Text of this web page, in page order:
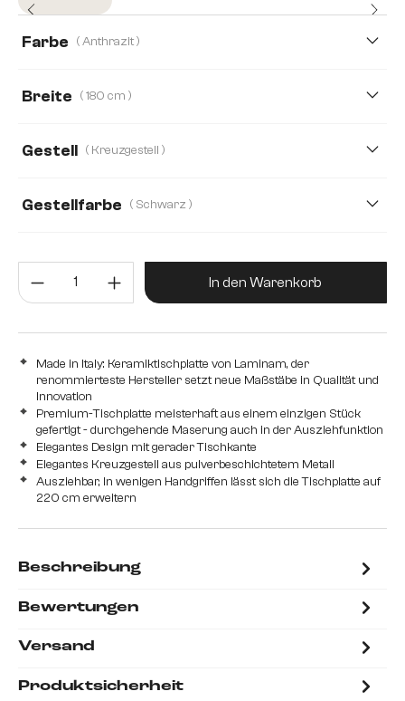
Farbe ( Anthrazit )
Breite ( 180 cm )
Gestell ( Kreuzgestell )
Gestellfarbe ( Schwarz )
Produkt Anzahl: Gib den
In den Warenkorb
Made in Italy: Keramiktischplatte von Laminam, der
renommierteste Hersteller setzt neue Maßstäbe in Qualität und
Innovation
Premium-Tischplatte meisterhaft aus einem einzigen Stück
gefertigt - durchgehende Maserung auch in der Ausziehfunktion
Elegantes Design mit gerader Tischkante
Elegantes Kreuzgestell aus pulverbeschichtetem Metall
Ausziehbar, In wenigen Handgriffen lässt sich die Tischplatte auf
220 cm erweitern
Beschreibung
Bewertungen
Versand
Produktsicherheit